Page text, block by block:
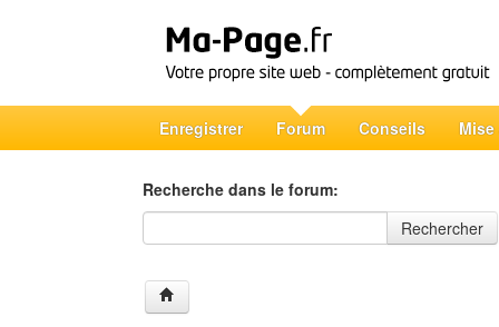
Enregistrer Forum Conseils Mise
Recherche dans le forum:
Recherche dans le forum
Rechercher